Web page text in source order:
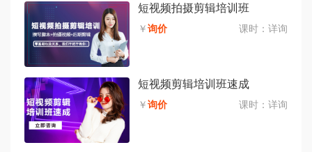
短视频拍摄剪辑培训班
￥询价 课时： 详询
短视频剪辑培训班速成
￥询价 课时： 详询